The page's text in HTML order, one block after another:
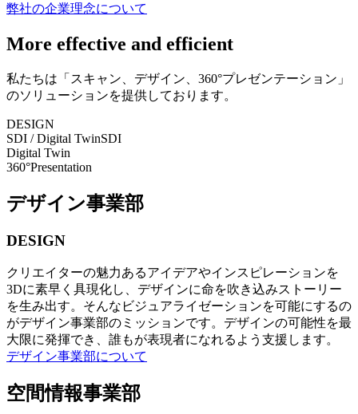
弊社の企業理念について
More effective and efficient
私たちは「スキャン、デザイン、360°プレゼンテーション」
のソリューションを提供しております。
DESIGN
SDI / Digital TwinSDI
Digital Twin
360°Presentation
デザイン事業部
DESIGN
クリエイターの魅力あるアイデアやインスピレーションを
3Dに素早く具現化し、デザインに命を吹き込みストーリー
を生み出す。そんなビジュアライゼーションを可能にするの
がデザイン事業部のミッションです。デザインの可能性を最
大限に発揮でき、誰もが表現者になれるよう支援します。
デザイン事業部について
空間情報事業部